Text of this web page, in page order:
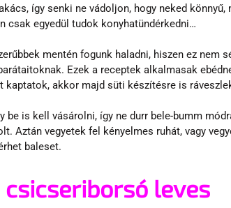
így senki ne vádoljon, hogy neked könnyű,
csak egyedül tudok konyhatündérkedni…
mentén fogunk haladni, hiszen ez nem
Ezek a receptek alkalmasak
kaptatok, akkor majd süti készítésre is
be is kell vásárolni, így ne durr bele-bumm
Aztán vegyetek fel kényelmes ruhát, vagy
baleset.
leves